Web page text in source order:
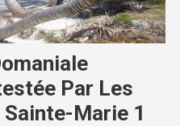
Par Les
Marie 1